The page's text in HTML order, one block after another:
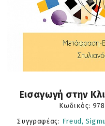
Εισαγωγή στην
Κωδικός:
Συγγραφέας: Freud,